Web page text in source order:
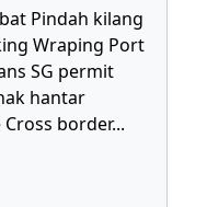
Pindah kilang
Wraping Port
SG permit
hantar
border...